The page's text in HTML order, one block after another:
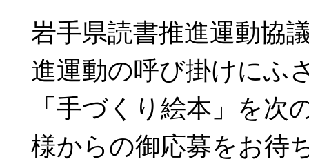
岩手県読書推進運動協
進運動の呼び掛けにふ
「手づくり絵本」を
様からの御応募をお待